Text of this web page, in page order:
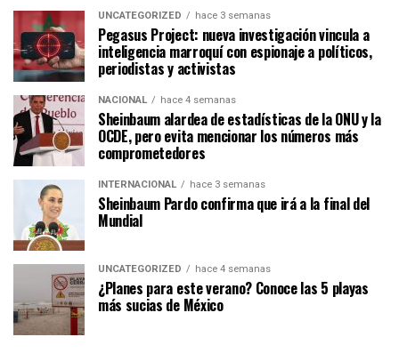
UNCATEGORIZED hace 3 semanas
Pegasus Project: nueva investigación vincula a
inteligencia marroquí con espionaje a políticos,
periodistas y activistas
NACIONAL hace 4 semanas
Sheinbaum alardea de estadísticas de la ONU y la
OCDE, pero evita mencionar los números más
comprometedores
INTERNACIONAL hace 3 semanas
Sheinbaum Pardo confirma que irá a la final del
Mundial
UNCATEGORIZED hace 4 semanas
¿Planes para este verano? Conoce las 5 playas
más sucias de México